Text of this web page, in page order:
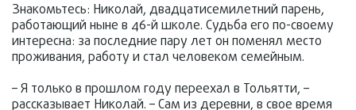
Знакомьтесь: Николай, двадцатисемилетний парень,
работающий ныне в 46-й школе. Судьба его по-своему
интересна: за последние пару лет он поменял место
проживания, работу и стал человеком семейным.
– Я только в прошлом году переехал в Тольятти, –
рассказывает Николай. – Сам из деревни, в свое время